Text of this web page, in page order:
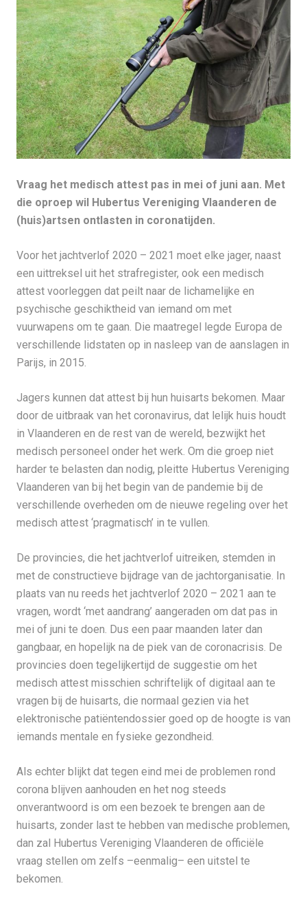
Vraag het medisch attest pas in mei of juni aan. Met
die oproep wil Hubertus Vereniging Vlaanderen de
(huis)artsen ontlasten in coronatijden.
Voor het jachtverlof 2020 – 2021 moet elke jager, naast
een uittreksel uit het strafregister, ook een medisch
attest voorleggen dat peilt naar de lichamelijke en
psychische geschiktheid van iemand om met
vuurwapens om te gaan. Die maatregel legde Europa de
verschillende lidstaten op in nasleep van de aanslagen in
Parijs, in 2015.
Jagers kunnen dat attest bij hun huisarts bekomen. Maar
door de uitbraak van het coronavirus, dat lelijk huis houdt
in Vlaanderen en de rest van de wereld, bezwijkt het
medisch personeel onder het werk. Om die groep niet
harder te belasten dan nodig, pleitte Hubertus Vereniging
Vlaanderen van bij het begin van de pandemie bij de
verschillende overheden om de nieuwe regeling over het
medisch attest ‘pragmatisch’ in te vullen.
De provincies, die het jachtverlof uitreiken, stemden in
met de constructieve bijdrage van de jachtorganisatie. In
plaats van nu reeds het jachtverlof 2020 – 2021 aan te
vragen, wordt ‘met aandrang’ aangeraden om dat pas in
mei of juni te doen. Dus een paar maanden later dan
gangbaar, en hopelijk na de piek van de coronacrisis. De
provincies doen tegelijkertijd de suggestie om het
medisch attest misschien schriftelijk of digitaal aan te
vragen bij de huisarts, die normaal gezien via het
elektronische patiëntendossier goed op de hoogte is van
iemands mentale en fysieke gezondheid.
Als echter blijkt dat tegen eind mei de problemen rond
corona blijven aanhouden en het nog steeds
onverantwoord is om een bezoek te brengen aan de
huisarts, zonder last te hebben van medische problemen,
dan zal Hubertus Vereniging Vlaanderen de officiële
vraag stellen om zelfs –eenmalig– een uitstel te
bekomen.